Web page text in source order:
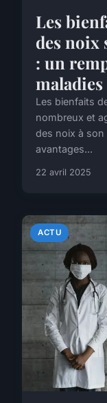
Les
des noix
: un
Les bienfaits
nombreux et
des noix à
avantages...
22 avril 2025
ACTU